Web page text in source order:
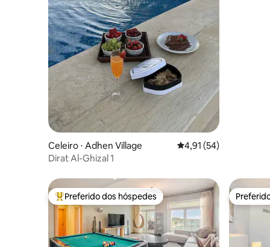
Celeiro ⋅ Adhen Village 4,91 de uma avaliação
4,91 (54)
Dirat Al-Ghizal 1
Entre os melhores preferidos dos hóspedes
Preferido dos hóspedes